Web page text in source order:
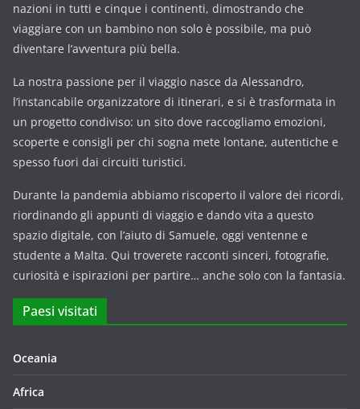
nazioni in tutti e cinque i continenti, dimostrando che
viaggiare con un bambino non solo è possibile, ma può
diventare l’avventura più bella.
La nostra passione per il viaggio nasce da Alessandro,
l’instancabile organizzatore di itinerari, e si è trasformata in
un progetto condiviso: un sito dove raccogliamo emozioni,
scoperte e consigli per chi sogna mete lontane, autentiche e
spesso fuori dai circuiti turistici.
Durante la pandemia abbiamo riscoperto il valore dei ricordi,
riordinando gli appunti di viaggio e dando vita a questo
spazio digitale, con l’aiuto di Samuele, oggi ventenne e
studente a Malta. Qui troverete racconti sinceri, fotografie,
curiosità e ispirazioni per partire… anche solo con la fantasia.
Paesi visitati
Oceania
Africa